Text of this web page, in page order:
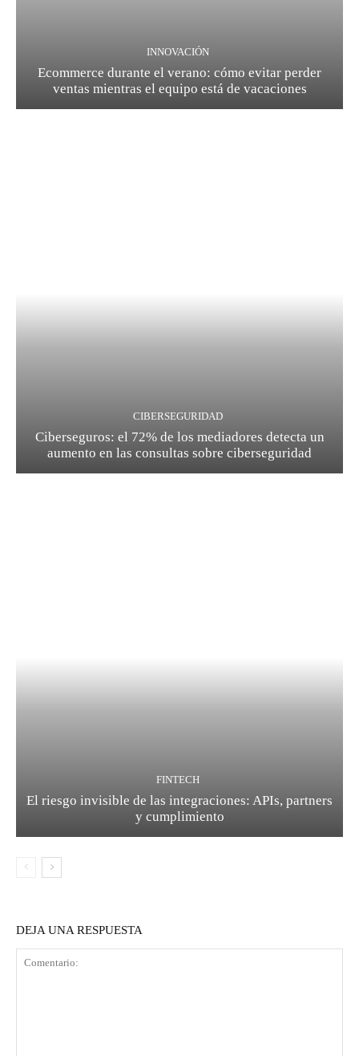
INNOVACIÓN
Ecommerce durante el verano: cómo evitar perder
ventas mientras el equipo está de vacaciones
CIBERSEGURIDAD
Ciberseguros: el 72% de los mediadores detecta un
aumento en las consultas sobre ciberseguridad
FINTECH
El riesgo invisible de las integraciones: APIs, partners
y cumplimiento
DEJA UNA RESPUESTA